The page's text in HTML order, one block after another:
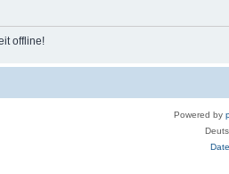
offline!
Powered by